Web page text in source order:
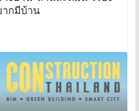
กมีบ้าน